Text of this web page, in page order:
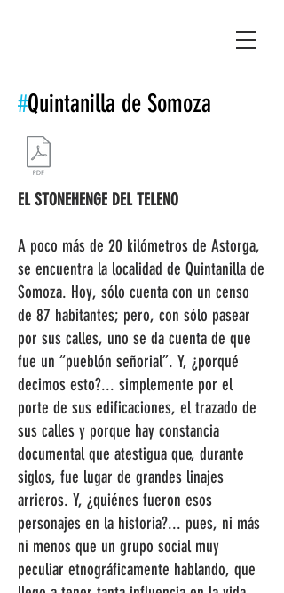
#Quintanilla de Somoza
EL STONEHENGE DEL TELENO
A poco más de 20 kilómetros de Astorga,
se encuentra la localidad de Quintanilla de
Somoza. Hoy, sólo cuenta con un censo
de 87 habitantes; pero, con sólo pasear
por sus calles, uno se da cuenta de que
fue un “pueblón señorial”. Y, ¿porqué
decimos esto?... simplemente por el
porte de sus edificaciones, el trazado de
sus calles y porque hay constancia
documental que atestigua que, durante
siglos, fue lugar de grandes linajes
arrieros. Y, ¿quiénes fueron esos
personajes en la historia?... pues, ni más
ni menos que un grupo social muy
peculiar etnográficamente hablando, que